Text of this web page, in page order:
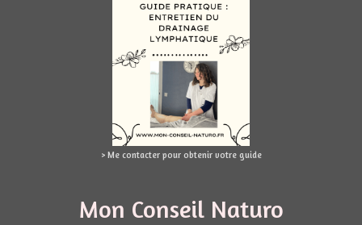
> Me contacter pour obtenir votre guide
Mon Conseil Naturo